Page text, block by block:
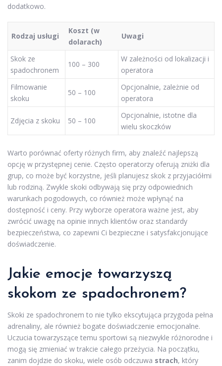
dodatkowo.
Rodzaj usługi
Koszt (w
dolarach)
Uwagi
Skok ze
spadochronem
100 – 300
W zależności od lokalizacji i
operatora
Filmowanie
skoku
50 – 100
Opcjonalnie, zależnie od
operatora
Zdjęcia z skoku 50 – 100
Opcjonalnie, istotne dla
wielu skoczków
Warto porównać oferty różnych firm, aby znaleźć najlepszą
opcję w przystępnej cenie. Często operatorzy oferują zniżki dla
grup, co może być korzystne, jeśli planujesz skok z przyjaciółmi
lub rodziną. Zwykle skoki odbywają się przy odpowiednich
warunkach pogodowych, co również może wpłynąć na
dostępność i ceny. Przy wyborze operatora ważne jest, aby
zwrócić uwagę na opinie innych klientów oraz standardy
bezpieczeństwa, co zapewni Ci bezpieczne i satysfakcjonujące
doświadczenie.
Jakie emocje towarzyszą
skokom ze spadochronem?
Skoki ze spadochronem to nie tylko ekscytująca przygoda pełna
adrenaliny, ale również bogate doświadczenie emocjonalne.
Uczucia towarzyszące temu sportowi są niezwykle różnorodne i
mogą się zmieniać w trakcie całego przeżycia. Na początku,
zanim dojdzie do skoku, wiele osób odczuwa strach, który